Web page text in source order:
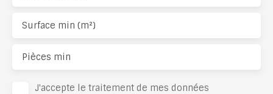
Surface min (m²)
Pièces min
J'accepte le traitement de mes données